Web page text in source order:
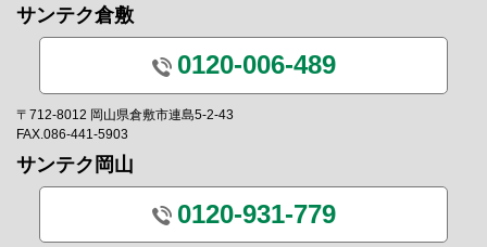
サンテク倉敷
0120-006-489
〒712-8012 岡山県倉敷市連島5-2-43
FAX.086-441-5903
サンテク岡山
0120-931-779